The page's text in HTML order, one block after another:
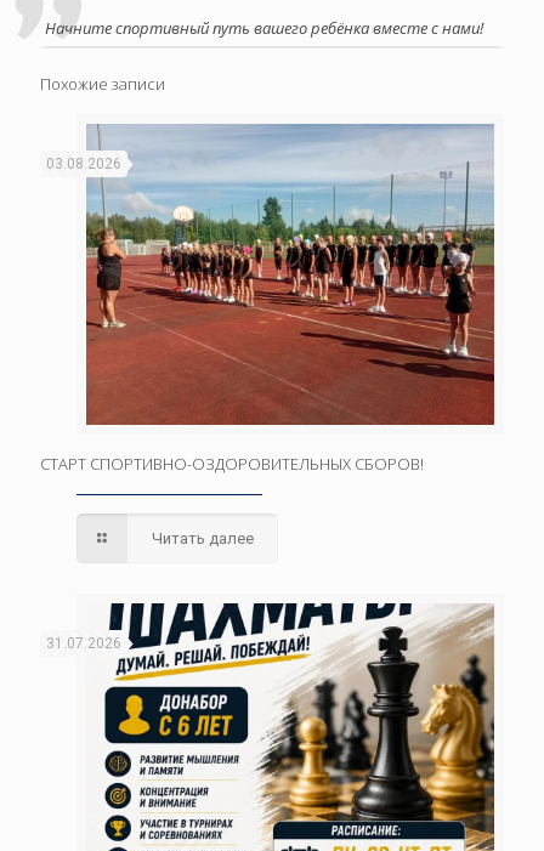
Начните спортивный путь вашего ребёнка вместе с нами!
Похожие записи
03.08.2026
СТАРТ СПОРТИВНО-ОЗДОРОВИТЕЛЬНЫХ СБОРОВ!
Читать далее
31.07.2026